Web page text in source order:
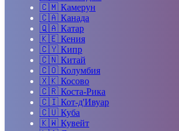
🇨🇲 Камерун
🇨🇦 Канада
🇶🇦 Катар
🇰🇪 Кения
🇨🇾 Кипр
🇨🇳 Китай
🇨🇴 Колумбия
🇽🇰 Косово
🇨🇷 Коста-Рика
🇨🇮 Кот-д'Ивуар
🇨🇺 Куба
🇰🇼 Кувейт